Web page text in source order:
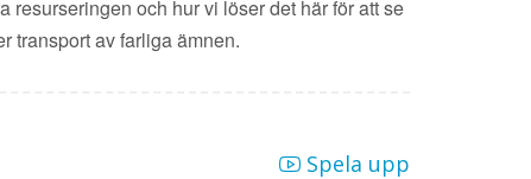
och hur vi löser det här för att se
transport av farliga ämnen.
Spela upp